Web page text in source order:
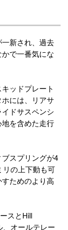
新され、過去
で一番気にな
ッドプレート
には、リアサ
ドサスペンシ
を含めた走行
スプリングが4
リの上下動も可
ためのより高
スとHill
、オールテレー